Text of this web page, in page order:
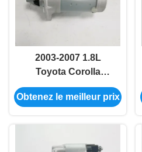
2003-2007 1.8L
Toyota Corolla
Landcruiser moteur
de démarrage
Obtenez le meilleur prix